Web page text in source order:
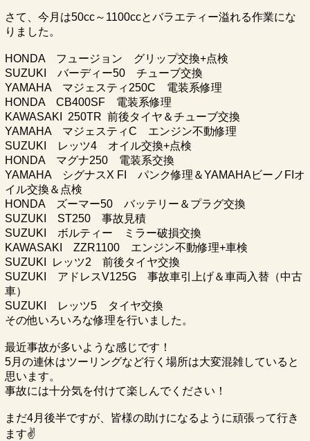
さて、今月は50cc～1100ccとバラエティー溢れる作業にな
りました。
HONDA フュージョン グリップ交換+点検
SUZUKI バーディー50 チューブ交換
YAMAHA マジェスティ250C 電装系修理
HONDA CB400SF 電装系修理
KAWASAKI 250TR 前後タイヤ＆チューブ交換
YAMAHA マジェスティC エンジン不動修理
SUZUKI レッツ4 オイル交換+点検
HONDA マグナ250 電装系交換
YAMAHA シグナスX FI パンク修理＆YAMAHAビーノFIオ
イル交換＆点検
HONDA ズーマー50 バッテリー＆プラグ交換
SUZUKI ST250 事故見積
SUZUKI ボルティー ミラー破損交換
KAWASAKI ZZR1100 エンジン不動修理+車検
SUZUKI レッツ2 前後タイヤ交換
SUZUKI アドレスV125G 事故車引上げ＆車両入替（中古
車）
SUZUKI レッツ5 タイヤ交換
その他いろいろな修理を行いました。
最近事故が多いような感じです！
5月の連休はツーリングなど行く場所は大変混雑していると
思います。
事故には十分気を付けて楽しんでください！
まだ4月後半ですが、皆様の助けになるように頑張って行き
ます✌